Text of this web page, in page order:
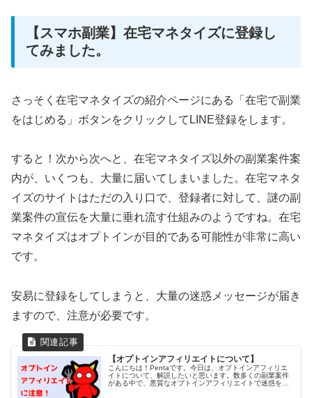
【スマホ副業】在宅マネタイズに登録し
てみました。
さっそく在宅マネタイズの紹介ページにある「在宅で副業
をはじめる」ボタンをクリックしてLINE登録をします。
すると！次から次へと、在宅マネタイズ以外の副業案件案
内が、いくつも、大量に届いてしまいました。在宅マネタ
イズのサイトはただの入り口で、登録者に対して、謎の副
業案件の宣伝を大量に垂れ流す仕組みのようですね。在宅
マネタイズはオプトインが目的である可能性が非常に高い
です。
安易に登録をしてしまうと、大量の迷惑メッセージが届き
ますので、注意が必要です。
【オプトインアフィリエイトについて】
こんにちは！Pentaです。今日は、オプトインアフィリエ
イトについて、解説したいと思います。数多くの副業案件
がある中で、悪質なオプトインアフィリエイトで迷惑を被